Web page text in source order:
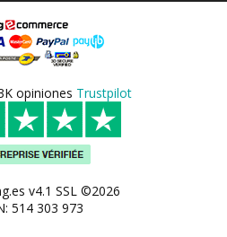
opiniones Trustpilot
v4.1 SSL ©2026
514 303 973